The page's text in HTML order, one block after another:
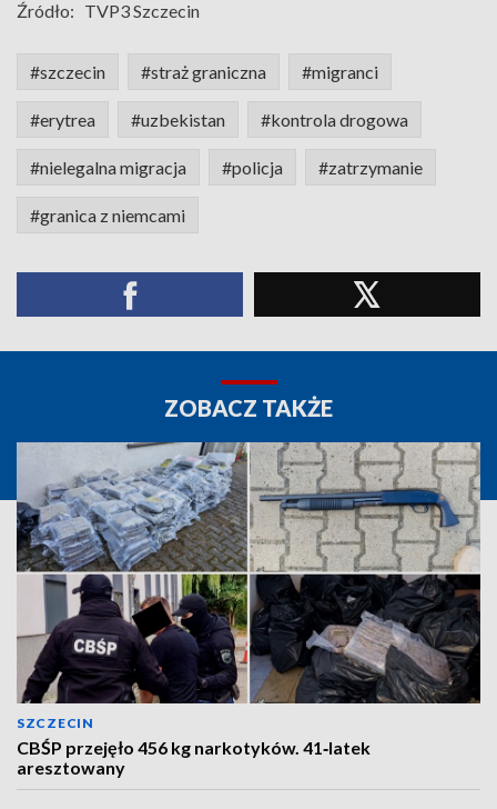
Źródło: TVP3 Szczecin
#szczecin #straż graniczna #migranci
#erytrea #uzbekistan #kontrola drogowa
#nielegalna migracja #policja #zatrzymanie
#granica z niemcami
ZOBACZ TAKŻE
SZCZECIN
CBŚP przejęło 456 kg narkotyków. 41‑latek
aresztowany